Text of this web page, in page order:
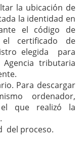
la ubicación de
la identidad en
el código de
el certificado de
elegida para
tributaria
Para descargar
ordenador,
que realizó la
del proceso.